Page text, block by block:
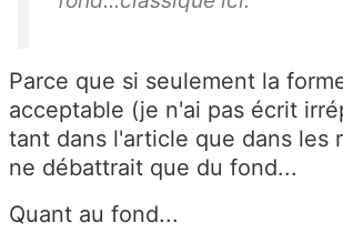
Parce que si seulement la
acceptable (je n'ai pas écrit
tant dans l'article que dans les
ne débattrait que du fond...
Quant au fond...